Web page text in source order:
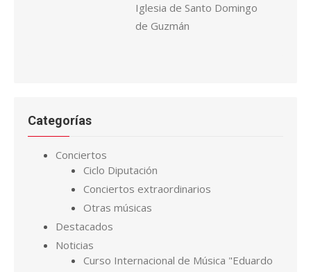
Iglesia de Santo Domingo
de Guzmán
Categorías
Conciertos
Ciclo Diputación
Conciertos extraordinarios
Otras músicas
Destacados
Noticias
Curso Internacional de Música "Eduardo